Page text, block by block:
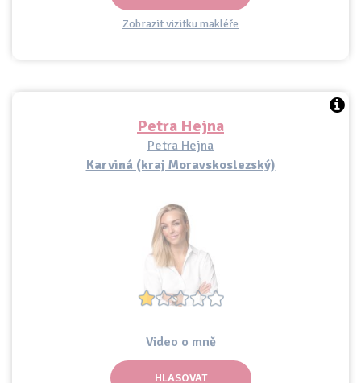
Zobrazit vizitku makléře
Petra Hejna
Petra Hejna
Karviná (kraj Moravskoslezský)
Video o mně
HLASOVAT